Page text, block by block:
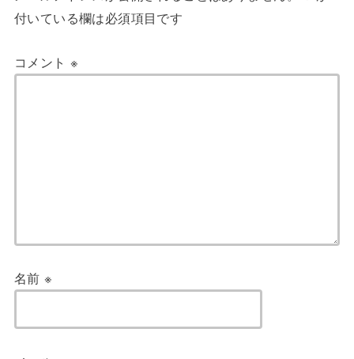
付いている欄は必須項目です
コメント ※
名前※